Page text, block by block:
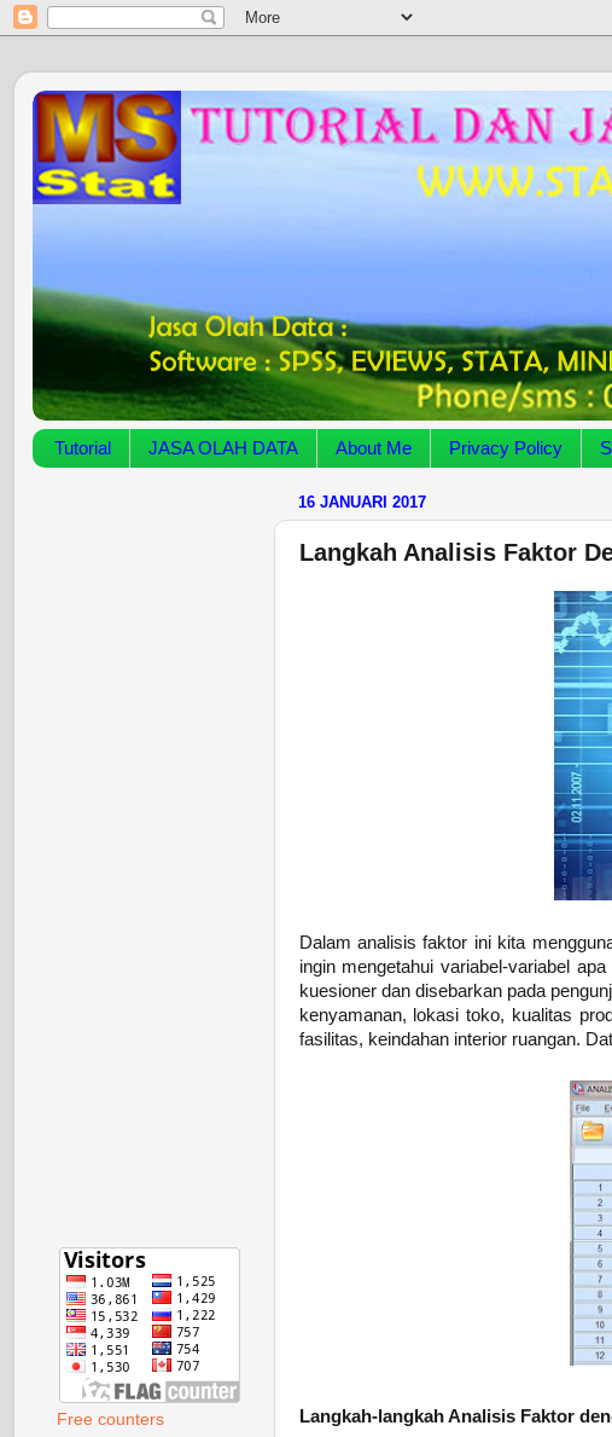
Tutorial JASA OLAH DATA About Me Privacy Policy
16 JANUARI 2017
Langkah Analisis Faktor
Dalam analisis faktor ini kita
ingin mengetahui variabel-variabel
kuesioner dan disebarkan pada
kenyamanan, lokasi toko, kualitas
fasilitas, keindahan interior ruangan.
Langkah-langkah Analisis Faktor
Free counters